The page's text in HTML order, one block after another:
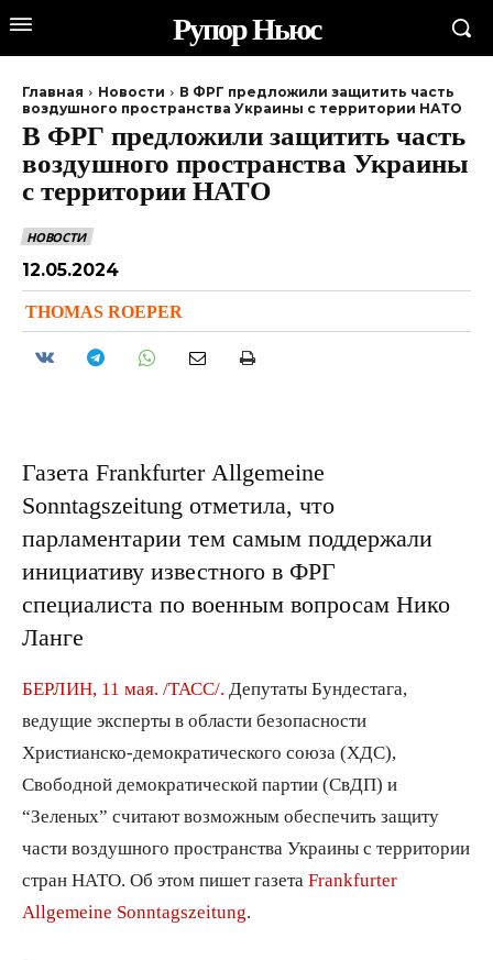
Рупор Ньюс
Главная Новости
В ФРГ предложили защитить часть
воздушного пространства Украины с территории НАТО
В ФРГ предложили защитить часть
воздушного пространства Украины
с территории НАТО
НОВОСТИ
12.05.2024
THOMAS ROEPER
Газета Frankfurter Allgemeine
Sonntagszeitung отметила, что
парламентарии тем самым поддержали
инициативу известного в ФРГ
специалиста по военным вопросам Нико
Ланге
БЕРЛИН, 11 мая. /ТАСС/. Депутаты Бундестага,
ведущие эксперты в области безопасности
Христианско-демократического союза (ХДС),
Свободной демократической партии (СвДП) и
“Зеленых” считают возможным обеспечить защиту
части воздушного пространства Украины с территории
стран НАТО. Об этом пишет газета Frankfurter
Allgemeine Sonntagszeitung